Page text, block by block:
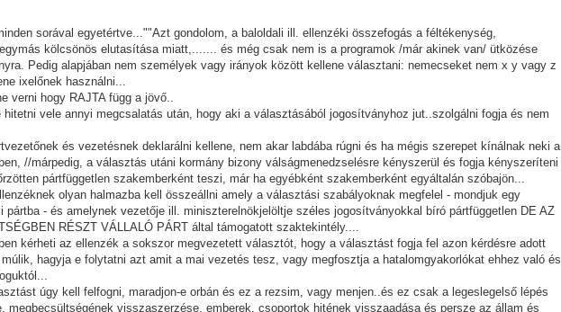
sorával egyetértve...""Azt gondolom, a baloldali ill. ellenzéki összefogás a féltékenység,
kölcsönös elutasítása miatt,....... és még csak nem is a programok /már akinek van/ ütközése
Pedig alapjában nem személyek vagy irányok között kellene választani: nemecseket nem x y vagy z
ixelőnek használni...
verni hogy RAJTA függ a jövő..
hitetni vele annyi megcsalatás után, hogy aki a választásából jogosítványhoz jut..szolgálni fogja és nem
és vezetésnek deklarálni kellene, nem akar labdába rúgni és ha mégis szerepet kínálnak neki a
//márpedig, a választás utáni kormány bizony válságmenedzselésre kényszerül és fogja kényszeríteni
pártfüggetlen szakemberként teszi, már ha egyébként szakemberként egyáltalán szóbajön...
olyan halmazba kell összeállni amely a választási szabályoknak megfelel - mondjuk egy
pártba - és amelynek vezetője ill. miniszterelnökjelöltje széles jogosítványokkal bíró pártfüggetlen DE AZ
RÉSZT VÁLLALÓ PÁRT által támogatott szaktekintély....
kérheti az ellenzék a sokszor megvezetett választót, hogy a választást fogja fel azon kérdésre adott
hagyja e folytatni azt amit a mai vezetés tesz, vagy megfosztja a hatalomgyakorlókat ehhez való és
úgy kell felfogni, maradjon-e orbán és ez a rezsim, vagy menjen..és ez csak a legeslegelső lépés
megbecsültségének visszaszerzése, emberek, csoportok hitének visszaadása és persze az állam és